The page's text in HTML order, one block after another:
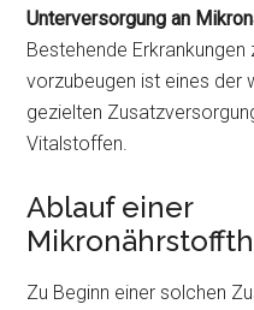
Unterversorgung an
Bestehende Erkrankungen
vorzubeugen ist eines der
gezielten
Vitalstoffen.
Ablauf einer
Zu Beginn einer solchen